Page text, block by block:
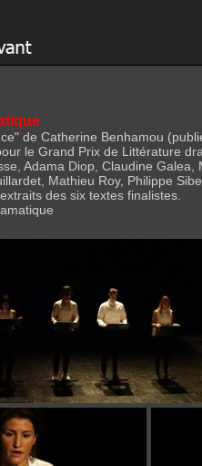
de Catherine Benhamou
le Grand Prix de Littérature
Adama Diop, Claudine Galea,
Mathieu Roy, Philippe
des six textes finalistes.